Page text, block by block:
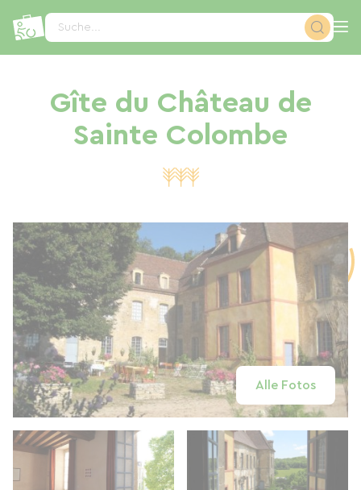
Suche...
Gîte du Château de
Sainte Colombe
Alle Fotos
Cookie-Einstellungen